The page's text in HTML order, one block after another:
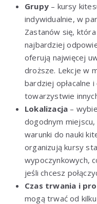
Grupy – kursy
indywidualnie, w
Zastanów się,
najbardziej
oferują najwięcej
droższe. Lekcje w
bardziej opłacalne
towarzystwie
Lokalizacja –
dogodnym
warunki do nauki
organizują kursy
wypoczynkowych,
jeśli chcesz
Czas trwania i
mogą trwać od